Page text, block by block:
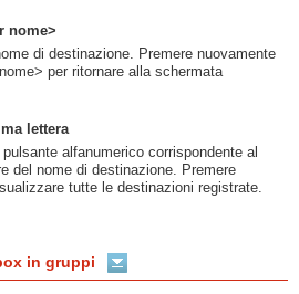
nome>
di destinazione. Premere nuovamente
per ritornare alla schermata
lettera
alfanumerico corrispondente al
del nome di destinazione. Premere
tutte le destinazioni registrate.
in gruppi